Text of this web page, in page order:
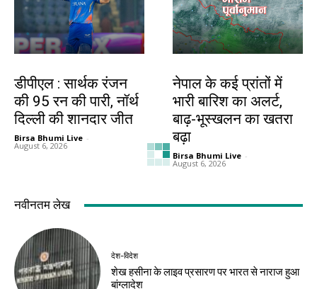
डीपीएल : सार्थक रंजन
की 95 रन की पारी, नॉर्थ
दिल्ली की शानदार जीत
Birsa Bhumi Live -
August 6, 2026
नेपाल के कई प्रांतों में
भारी बारिश का अलर्ट,
बाढ़-भूस्खलन का खतरा
बढ़ा
Birsa Bhumi Live -
August 6, 2026
देश-विदेश देश-विदेश